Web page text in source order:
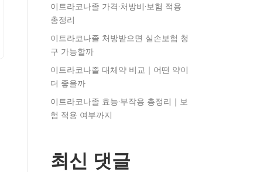
이트라코나졸 가격·처방비·보험 적용
총정리
이트라코나졸 처방받으면 실손보험 청
구 가능할까
이트라코나졸 대체약 비교｜어떤 약이
더 좋을까
이트라코나졸 효능·부작용 총정리｜보
험 적용 여부까지
최신 댓글